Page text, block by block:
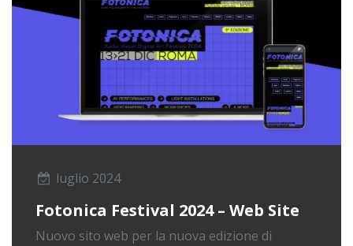
luglio 2024
Fotonica Festival 2024 – Web Site
Nuovo sito web per la nuova edizione di